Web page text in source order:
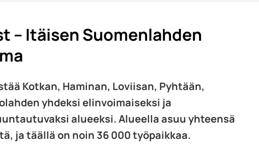
– Itäisen Suomenlahden
Kotkan, Haminan, Loviisan, Pyhtään,
yhdeksi elinvoimaiseksi ja
alueeksi. Alueella asuu yhteensä
ja täällä on noin 36 000 työpaikkaa.